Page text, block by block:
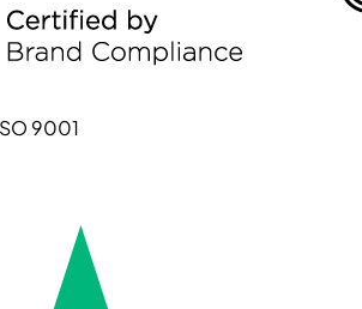
9001